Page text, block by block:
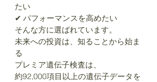
たい
✔ パフォーマンスを高めたい
そんな方に選ばれています。
未来への投資は、知ることから始ま
る
プレミア遺伝子検査は、
約92,000項目以上の遺伝子データを